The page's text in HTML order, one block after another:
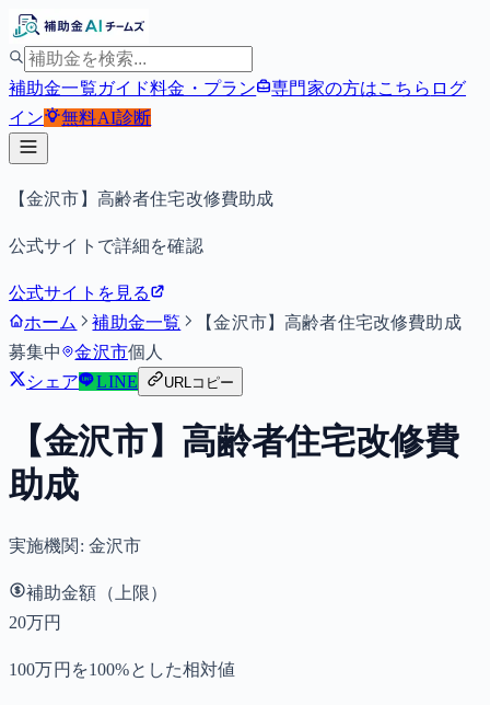
補助金一覧ガイド料金・プラン 専門家の方はこちら ログ
イン
無料AI診断
【金沢市】高齢者住宅改修費助成
公式サイトで詳細を確認
公式サイトを見る
ホーム
補助金一覧
【金沢市】高齢者住宅改修費助成
募集中
金沢市個人
シェア
LINE URLコピー
【金沢市】高齢者住宅改修費
助成
実施機関: 金沢市
補助金額（上限）
20万円
100万円を100%とした相対値